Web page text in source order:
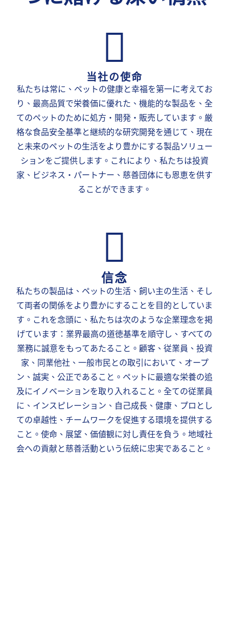
当社の使命
私たちは常に、ペットの健康と幸福を第一に考えてお
り、最高品質で栄養価に優れた、機能的な製品を、全
てのペットのために処方・開発・販売しています。厳
格な食品安全基準と継続的な研究開発を通じて、現在
と未来のペットの生活をより豊かにする製品ソリュー
ションをご提供します。これにより、私たちは投資
家、ビジネス・パートナー、慈善団体にも恩恵を供す
ることができます。
信念
私たちの製品は、ペットの生活、飼い主の生活、そし
て両者の関係をより豊かにすることを目的としていま
す。これを念頭に、私たちは次のような企業理念を掲
げています：業界最高の道徳基準を順守し、すべての
業務に誠意をもってあたること。顧客、従業員、投資
家、同業他社、一般市民との取引において、オープ
ン、誠実、公正であること。ペットに最適な栄養の追
及にイノベーションを取り入れること。全ての従業員
に、インスピレーション、自己成長、健康、プロとし
ての卓越性、チームワークを促進する環境を提供する
こと。使命、展望、価値観に対し責任を負う。地域社
会への貢献と慈善活動という伝統に忠実であること。